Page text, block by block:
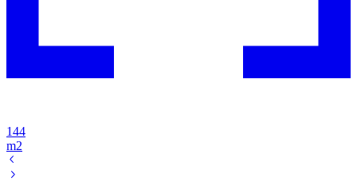
144
m2